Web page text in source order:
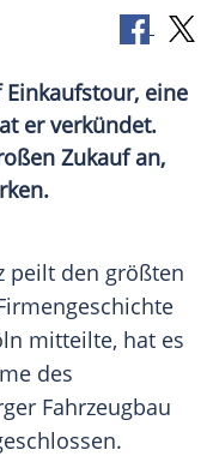
eine
er verkündet.
Zukauf an,
peilt den größten
mitteilte, hat es
des
Fahrzeugbau